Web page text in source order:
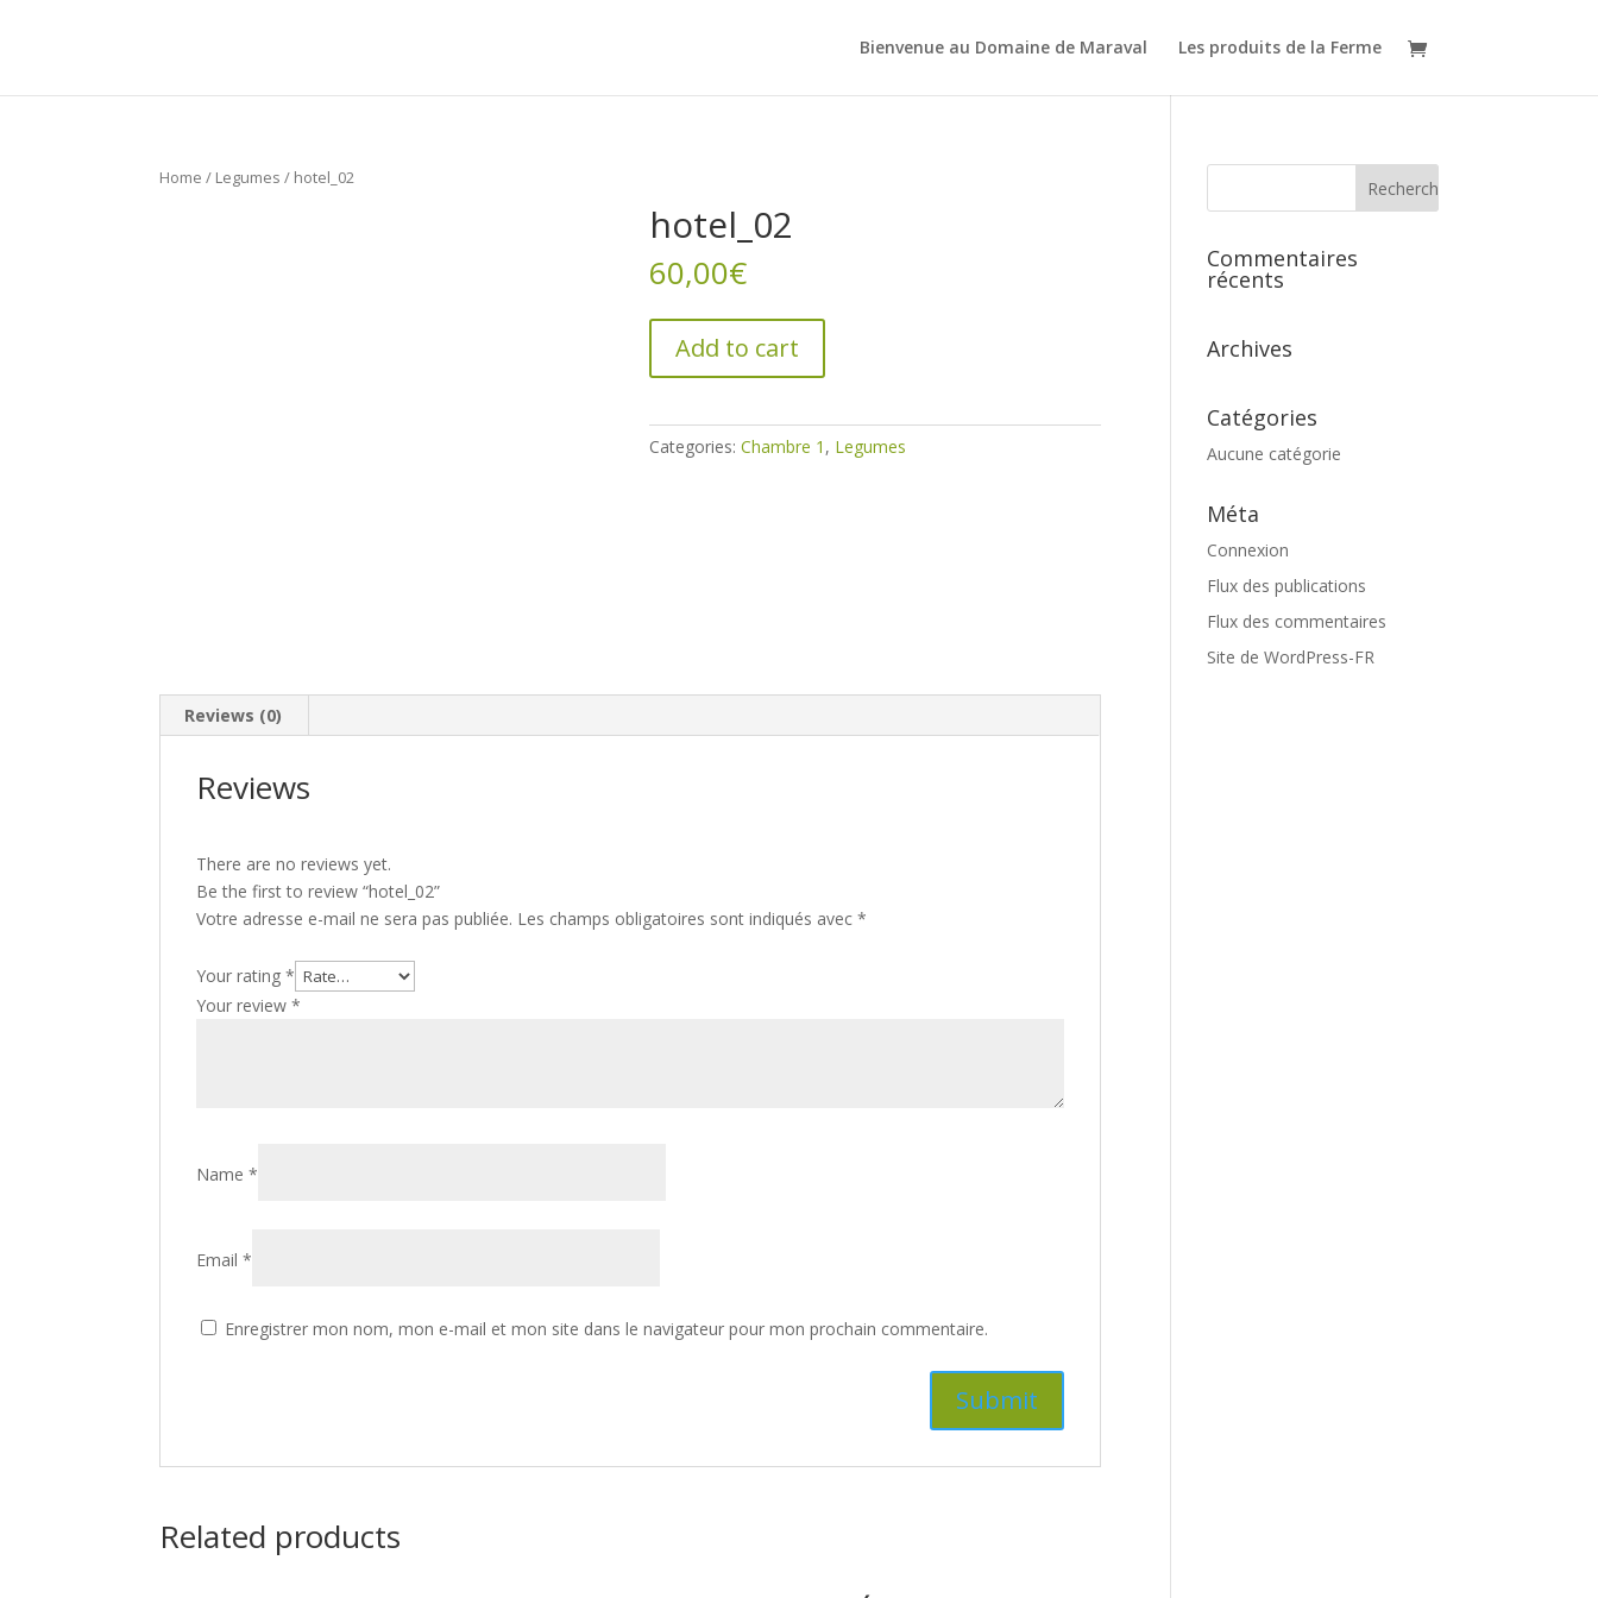
Bienvenue au Domaine de Maraval Les produits de la Ferme
Home / Legumes / hotel_02
hotel_02
60,00€
Add to cart
Categories:Chambre 1 , Legumes
Reviews (0)
Reviews
There are no reviews yet.
Be the first to review “hotel_02”
Votre adresse e-mail ne sera pas publiée. Les champs obligatoires sont indiqués avec*
Your rating*
Your review*
Name*
Email*
Enregistrer mon nom, mon e-mail et mon site dans le navigateur pour mon prochain commentaire.
Related products
Commentaires
récents
Archives
Catégories
Aucune catégorie
Méta
Connexion
Flux des publications
Flux des commentaires
Site de WordPress-FR